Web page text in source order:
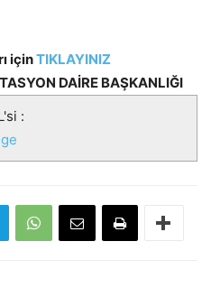
içinTIKLAYINIZ
DAİRE BAŞKANLIĞI
: